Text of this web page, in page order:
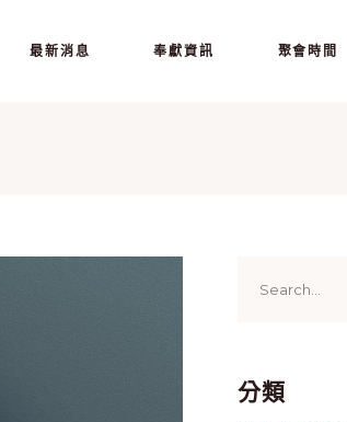
最新消息 奉獻資訊 聚會時間
for:
分類